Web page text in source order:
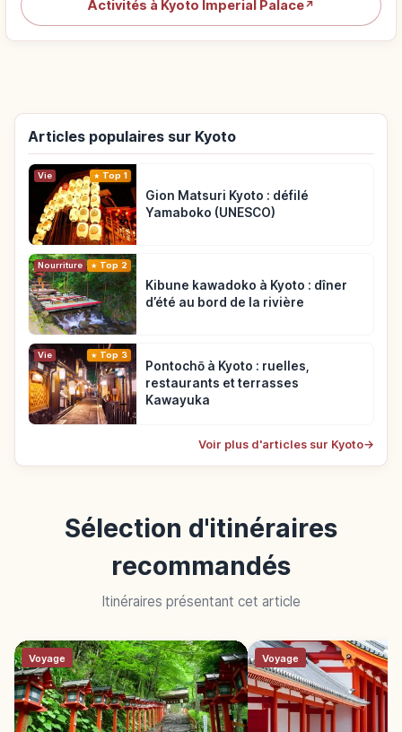
Activités à Kyoto Imperial Palace↗
Articles populaires sur Kyoto
Vie Top 1
Gion Matsuri Kyoto : défilé
Yamaboko (UNESCO)
Nourriture Top 2
Kibune kawadoko à Kyoto : dîner
d’été au bord de la rivière
Vie Top 3
Pontochō à Kyoto : ruelles,
restaurants et terrasses
Kawayuka
Voir plus d'articles sur Kyoto→
Sélection d'itinéraires
recommandés
Itinéraires présentant cet article
Voyage Voyage